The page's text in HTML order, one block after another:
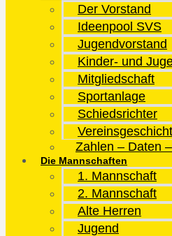
Der Vorstand
Ideenpool SVS
Jugendvorstand
Kinder- und
Mitgliedschaft
Sportanlage
Schiedsrichter
Zahlen – Daten
Die Mannschaften
1. Mannschaft
2. Mannschaft
Alte Herren
Jugend